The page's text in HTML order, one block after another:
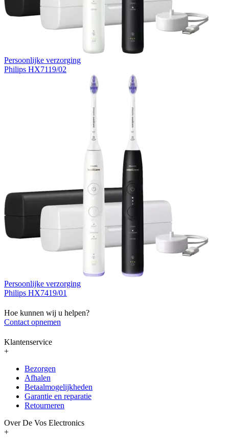
Persoonlijke verzorging
Philips HX7119/02
Persoonlijke verzorging
Philips HX7419/01
Hoe kunnen wij u helpen?
Contact opnemen
Klantenservice
+
Bezorgen
Afhalen
Betaalmogelijkheden
Garantie en reparatie
Retourneren
Over De Vos Electronics
+